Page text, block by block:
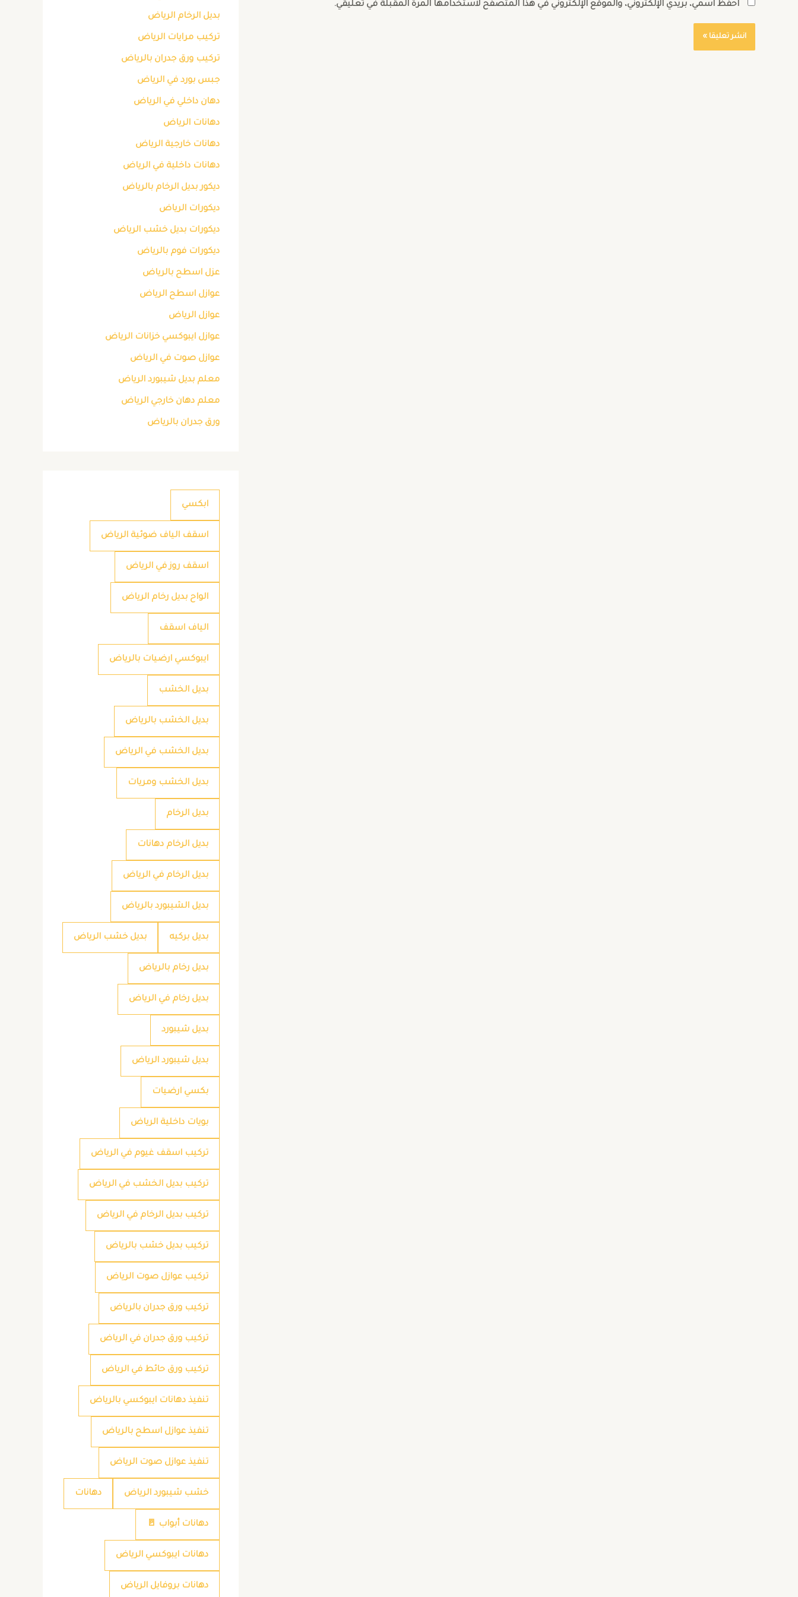
احفظ اسمي، بريدي الإلكتروني، والموقع الإلكتروني في هذا المتصفح لاستخدامها المرة المقبلة في تعليقي.
بديل الرخام الرياض
تركيب مرايات الرياض
تركيب ورق جدران بالرياض
جبس بورد في الرياض
دهان داخلي في الرياض
دهانات الرياض
دهانات خارجية الرياض
دهانات داخلية في الرياض
ديكور بديل الرخام بالرياض
ديكورات الرياض
ديكورات بديل خشب الرياض
ديكورات فوم بالرياض
عزل اسطح بالرياض
عوازل اسطح الرياض
عوازل الرياض
عوازل ايبوكسي خزانات الرياض
عوازل صوت في الرياض
معلم بديل شيبورد الرياض
معلم دهان خارجي الرياض
ورق جدران بالرياض
ابكسي
اسقف الياف ضوئية الرياض
اسقف روز في الرياض
الواح بديل رخام الرياض
الياف اسقف
ايبوكسي ارضيات بالرياض
بديل الخشب
بديل الخشب بالرياض
بديل الخشب في الرياض
بديل الخشب ومريات
بديل الرخام
بديل الرخام دهانات
بديل الرخام في الرياض
بديل الشيبورد بالرياض
بديل بركيه بديل خشب الرياض
بديل رخام بالرياض
بديل رخام في الرياض
بديل شيبورد
بديل شيبورد الرياض
بكسي ارضيات
بويات داخلية الرياض
تركيب اسقف غيوم في الرياض
تركيب بديل الخشب في الرياض
تركيب بديل الرخام في الرياض
تركيب بديل خشب بالرياض
تركيب عوازل صوت الرياض
تركيب ورق جدران بالرياض
تركيب ورق جدران في الرياض
تركيب ورق حائط في الرياض
تنفيذ دهانات ايبوكسي بالرياض
تنفيذ عوازل اسطح بالرياض
تنفيذ عوازل صوت الرياض
خشب شيبورد الرياض دهانات
دهانات أبواب 🚪
دهانات ايبوكسي الرياض
دهانات بروفايل الرياض